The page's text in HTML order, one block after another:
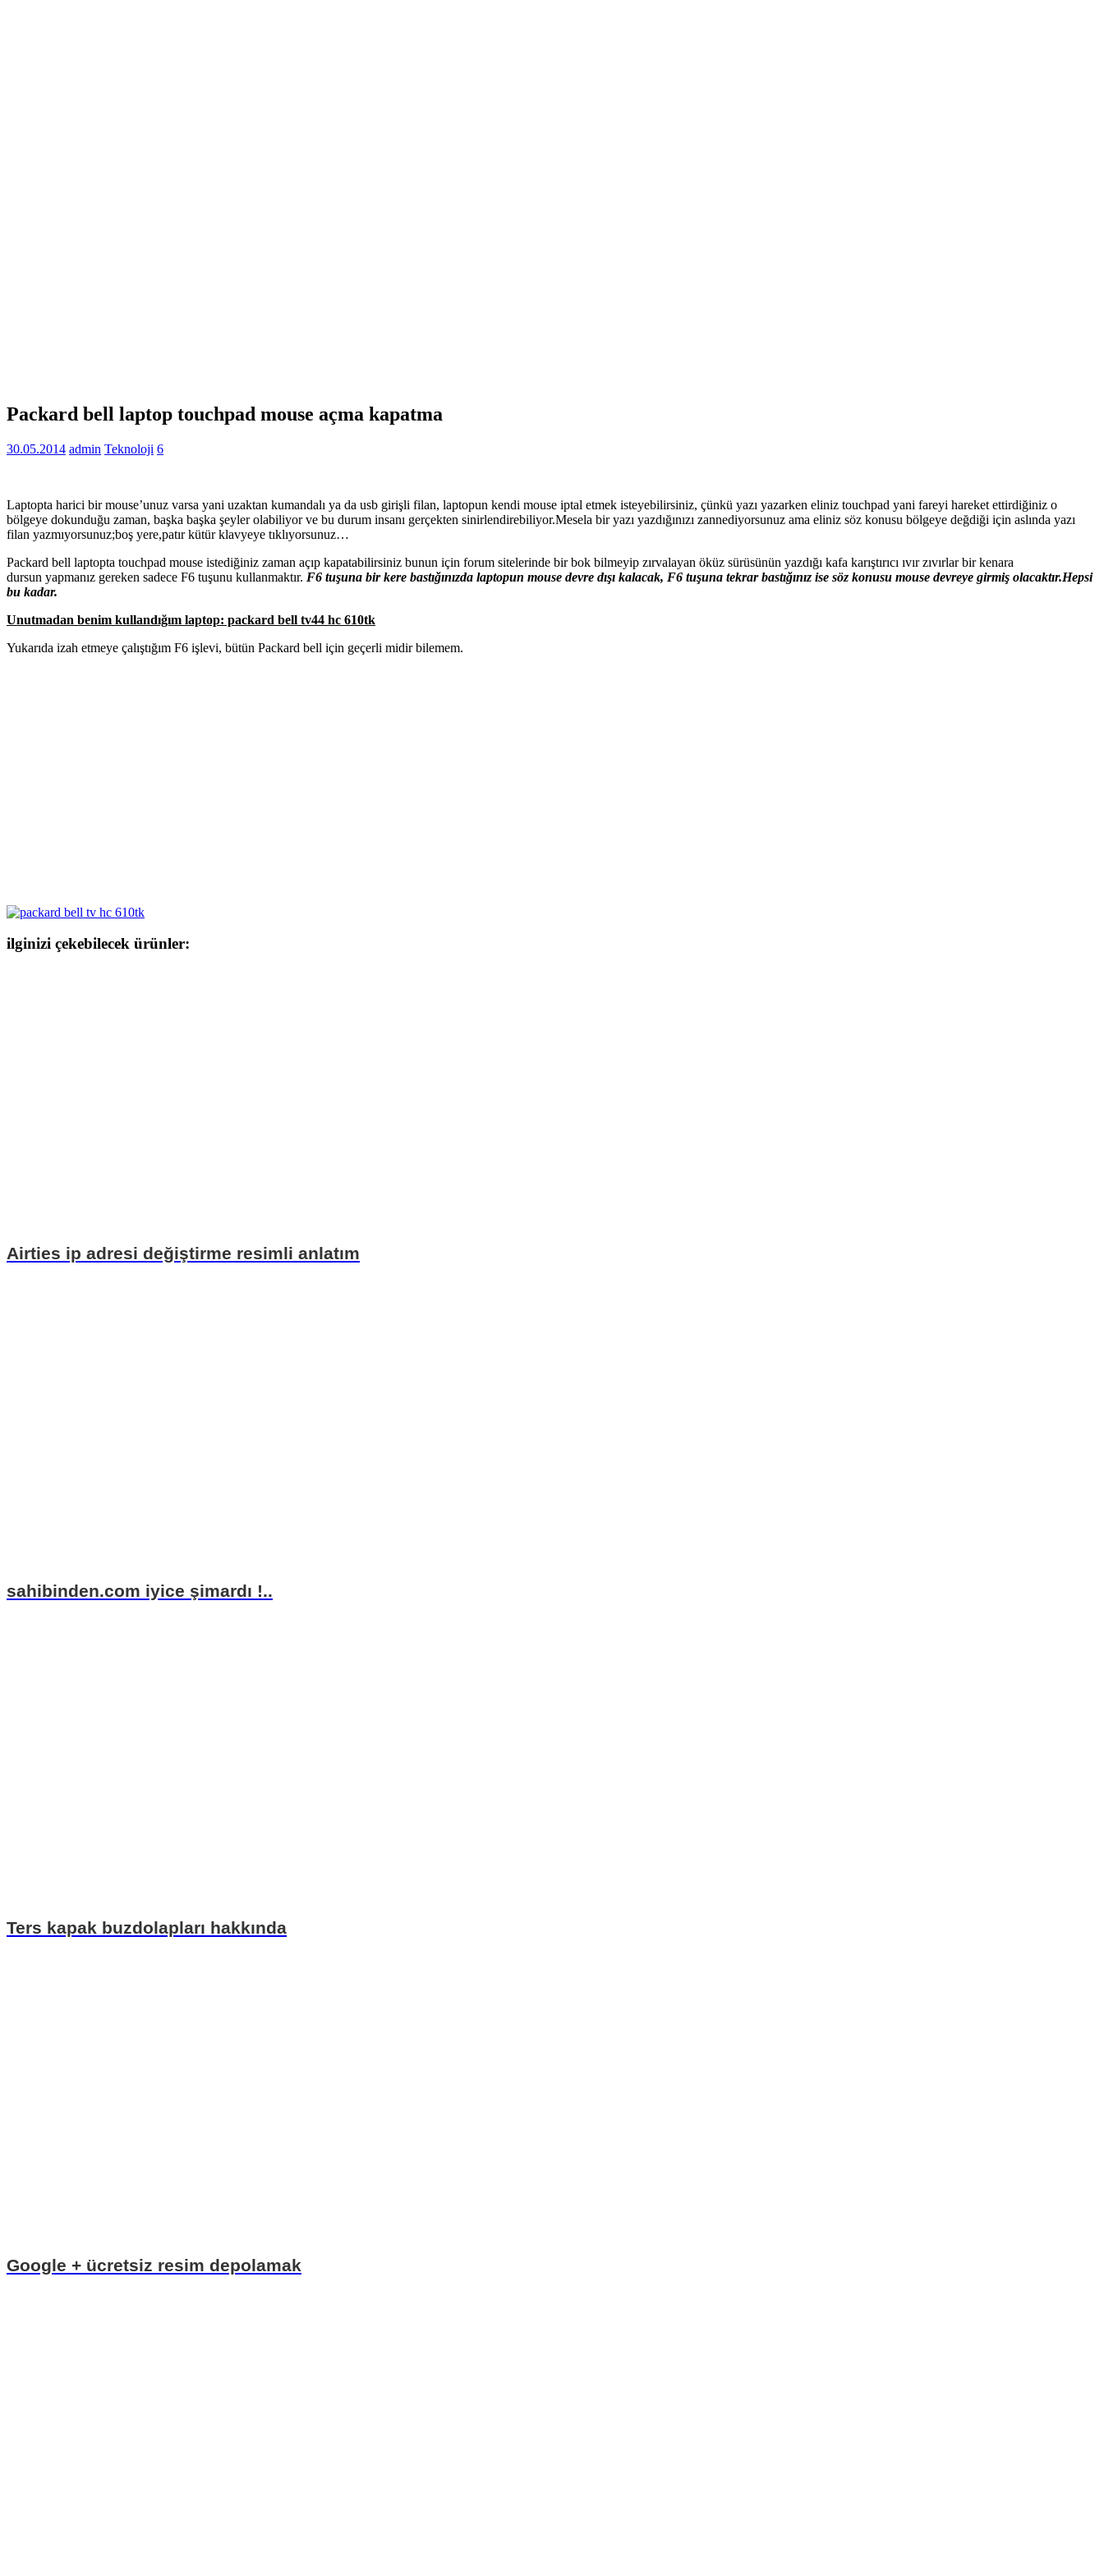
Packard bell laptop touchpad mouse açma kapatma
30.05.2014 admin Teknoloji 6
Laptopta harici bir mouse’unuz varsa yani uzaktan kumandalı ya da usb girişli filan, laptopun kendi mouse iptal etmek isteyebilirsiniz, çünkü yazı yazarken eliniz touchpad yani fareyi hareket ettirdiğiniz o
bölgeye dokunduğu zaman, başka başka şeyler olabiliyor ve bu durum insanı gerçekten sinirlendirebiliyor.Mesela bir yazı yazdığınızı zannediyorsunuz ama eliniz söz konusu bölgeye değdiği için aslında yazı
filan yazmıyorsunuz;boş yere,patır kütür klavyeye tıklıyorsunuz…
Packard bell laptopta touchpad mouse istediğiniz zaman açıp kapatabilirsiniz bunun için forum sitelerinde bir bok bilmeyip zırvalayan öküz sürüsünün yazdığı kafa karıştırıcı ıvır zıvırlar bir kenara
dursun yapmanız gereken sadece F6 tuşunu kullanmaktır. F6 tuşuna bir kere bastığınızda laptopun mouse devre dışı kalacak, F6 tuşuna tekrar bastığınız ise söz konusu mouse devreye girmiş olacaktır.Hepsi
bu kadar.
Unutmadan benim kullandığım laptop: packard bell tv44 hc 610tk
Yukarıda izah etmeye çalıştığım F6 işlevi, bütün Packard bell için geçerli midir bilemem.
ilginizi çekebilecek ürünler:
Airties ip adresi değiştirme resimli anlatım
sahibinden.com iyice şimardı !..
Ters kapak buzdolapları hakkında
Google + ücretsiz resim depolamak